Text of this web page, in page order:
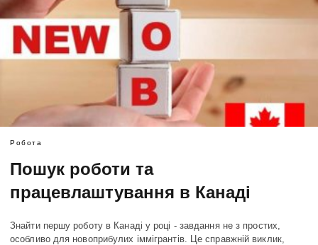
Робота
Пошук роботи та
працевлаштування в Канаді
Знайти першу роботу в Канаді у році - завдання не з простих,
особливо для новоприбулих іммігрантів. Це справжній виклик,